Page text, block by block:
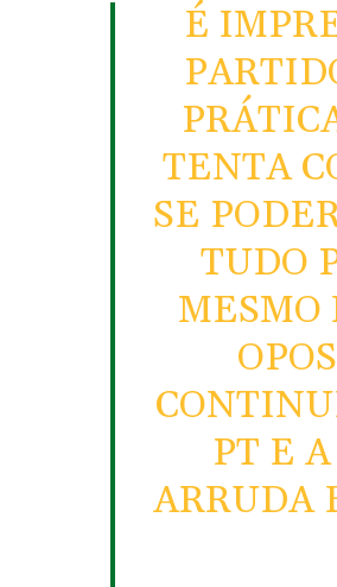
É
TENTA
SE
TUDO
MESMO
PT E
ARRUDA